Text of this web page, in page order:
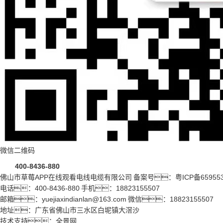
微信二维码
400-8436-880
佛山市草莓APP在线观看电线电缆有限公司 备案号： 粤ICP备
电话：400-8436-880 手机：18823155507
邮箱：yuejiaxindianlan@163.com 微信：18823155507
地址：广东省佛山市三水区白坭镇大滘沙
技术支持： 全景网